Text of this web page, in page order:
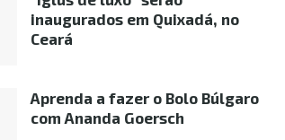
inaugurados em Quixadá, no
Ceará
Aprenda a fazer o Bolo Búlgaro
com Ananda Goersch